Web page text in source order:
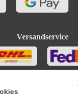
Versandservice